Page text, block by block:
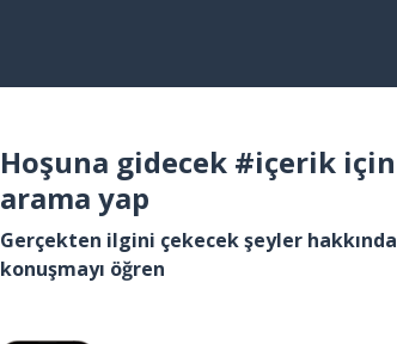
Hoşuna gidecek #içerik için
arama yap
Gerçekten ilgini çekecek şeyler hakkında
konuşmayı öğren